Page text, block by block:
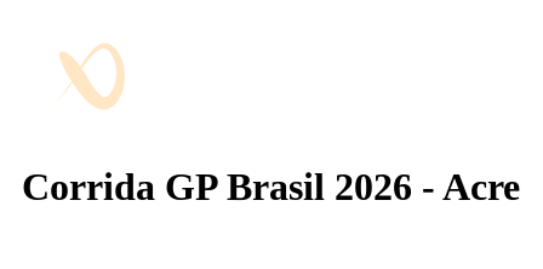
Corrida GP Brasil 2026 - Acre